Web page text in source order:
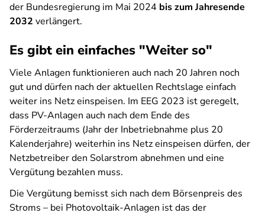
der Bundesregierung im Mai 2024 bis zum Jahresende
2032 verlängert.
Es gibt ein einfaches "Weiter so"
Viele Anlagen funktionieren auch nach 20 Jahren noch
gut und dürfen nach der aktuellen Rechtslage einfach
weiter ins Netz einspeisen. Im EEG 2023 ist geregelt,
dass PV-Anlagen auch nach dem Ende des
Förderzeitraums (Jahr der Inbetriebnahme plus 20
Kalenderjahre) weiterhin ins Netz einspeisen dürfen, der
Netzbetreiber den Solarstrom abnehmen und eine
Vergütung bezahlen muss.
Die Vergütung bemisst sich nach dem Börsenpreis des
Stroms – bei Photovoltaik-Anlagen ist das der